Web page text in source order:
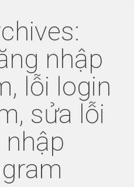
nhập
lỗi login
sửa lỗi